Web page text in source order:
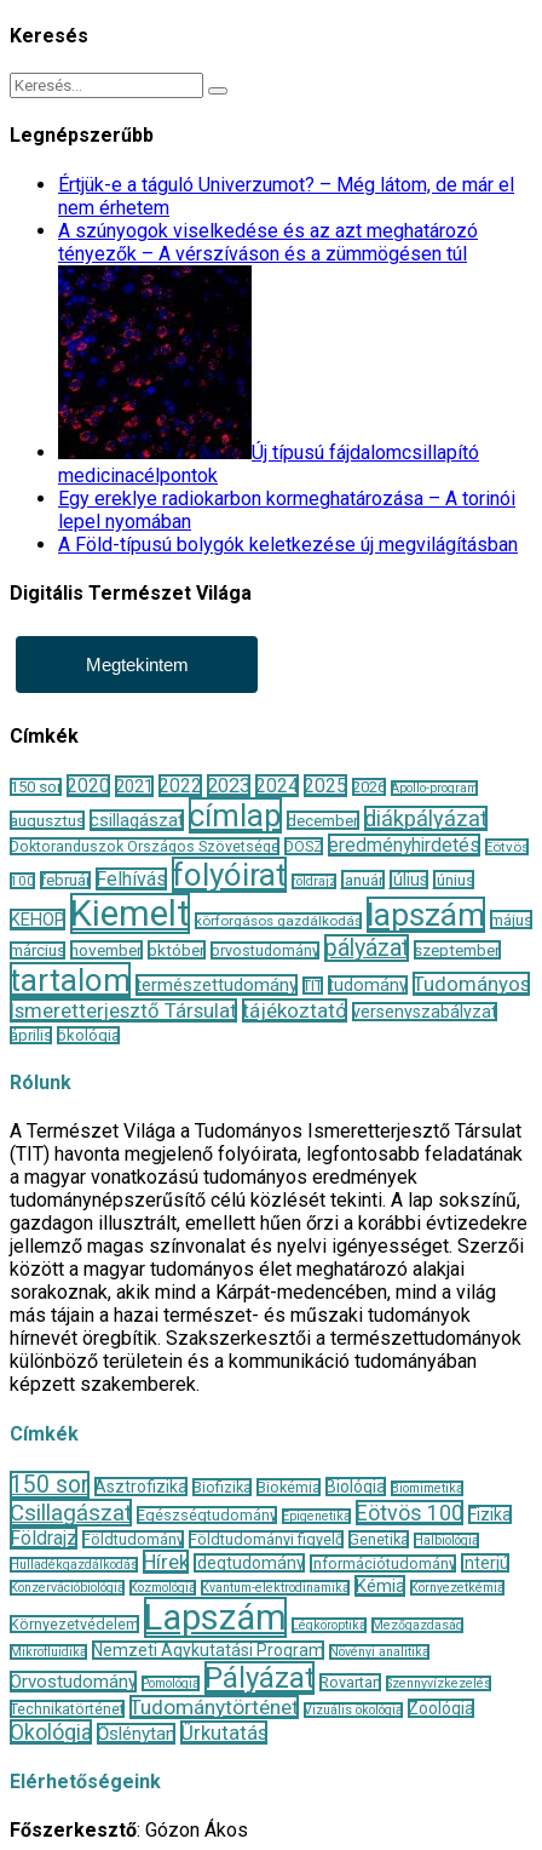
Keresés
Legnépszerűbb
Értjük-e a táguló Univerzumot? – Még látom, de már el
nem érhetem
A szúnyogok viselkedése és az azt meghatározó
tényezők – A vérszíváson és a zümmögésen túl
Új típusú fájdalomcsillapító
medicinacélpontok
Egy ereklye radiokarbon kormeghatározása – A torinói
lepel nyomában
A Föld-típusú bolygók keletkezése új megvilágításban
Digitális Természet Világa
Megtekintem
Címkék
150 sor 2020 2021 2022 2023 2024 2025 2026 Apollo-program
augusztus csillagászat címlap december diákpályázat
Doktoranduszok Országos Szövetsége DOSZ eredményhirdetés Eötvös
100 február Felhívás folyóirat földrajz január július június
KEHOP Kiemelt körforgásos gazdálkodás lapszám május
március november október orvostudomány pályázat szeptember
tartalom természettudomány TIT tudomány Tudományos
Ismeretterjesztő Társulat tájékoztató versenyszabályzat
április ökológia
Rólunk
A Természet Világa a Tudományos Ismeretterjesztő Társulat
(TIT) havonta megjelenő folyóirata, legfontosabb feladatának
a magyar vonatkozású tudományos eredmények
tudománynépszerűsítő célú közlését tekinti. A lap sokszínű,
gazdagon illusztrált, emellett hűen őrzi a korábbi évtizedekre
jellemző magas színvonalat és nyelvi igényességet. Szerzői
között a magyar tudományos élet meghatározó alakjai
sorakoznak, akik mind a Kárpát-medencében, mind a világ
más tájain a hazai természet- és műszaki tudományok
hírnevét öregbítik. Szakszerkesztői a természettudományok
különböző területein és a kommunikáció tudományában
képzett szakemberek.
Címkék
150 sor Asztrofizika Biofizika Biokémia Biológia Biomimetika
Csillagászat Egészségtudomány Epigenetika Eötvös 100 Fizika
Földrajz Földtudomány Földtudományi figyelő Genetika
Halbiológia
Hulladékgazdálkodás
Hírek Idegtudomány Információtudomány Interjú
Konzervációbiológia Kozmológia Kvantum-elektrodinamika Kémia Környezetkémia
Környezetvédelem Lapszám Légköroptika
Mezőgazdaság
Mikrofluidika
Nemzeti Agykutatási Program Növényi analitika
Orvostudomány Pomológia Pályázat Rovartan Szennyvízkezelés
Technikatörténet Tudománytörténet Vizuális ökológia Zoológia
Ökológia Őslénytan Űrkutatás
Elérhetőségeink
Főszerkesztő: Gózon Ákos